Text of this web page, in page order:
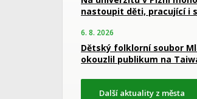
nastoupit děti, pracující i
6. 8. 2026
Dětský folklorní soubor
okouzlil publikum na
Další aktuality z města